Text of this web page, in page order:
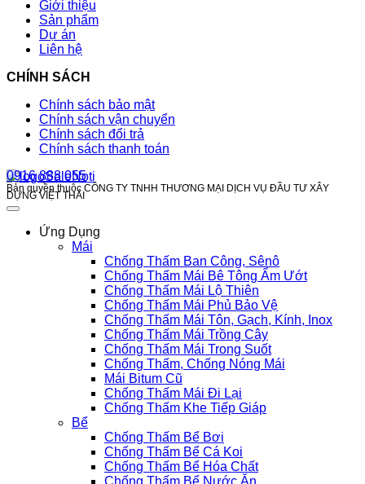
Giới thiệu
Sản phẩm
Dự án
Liên hệ
CHÍNH SÁCH
Chính sách bảo mật
Chính sách vận chuyển
Chính sách đổi trả
Chính sách thanh toán
0916 888 055
Bản quyền thuộc CÔNG TY TNHH THƯƠNG MẠI DỊCH VỤ ĐẦU TƯ XÂY
DỰNG VIỆT THÁI
Ứng Dụng
Mái
Chống Thấm Ban Công, Sênô
Chống Thấm Mái Bê Tông Ẩm Ướt
Chống Thấm Mái Lộ Thiên
Chống Thấm Mái Phủ Bảo Vệ
Chống Thấm Mái Tôn, Gạch, Kính, Inox
Chống Thấm Mái Trồng Cây
Chống Thấm Mái Trong Suốt
Chống Thấm, Chống Nóng Mái
Mái Bitum Cũ
Chống Thấm Mái Đi Lại
Chống Thấm Khe Tiếp Giáp
Bể
Chống Thấm Bể Bơi
Chống Thấm Bể Cá Koi
Chống Thấm Bể Hóa Chất
Chống Thấm Bể Nước Ăn